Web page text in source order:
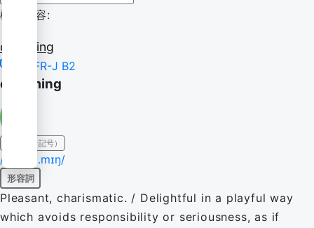
検索内容:
charming
CEFR-J B2
charming
IPA（発音記号）
/ˈtʃɑː(ɹ).mɪŋ/
形容詞
Pleasant, charismatic. / Delightful in a playful way
which avoids responsibility or seriousness, as if